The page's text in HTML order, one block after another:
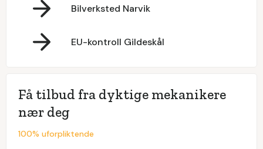
Bilverksted Narvik
EU-kontroll Gildeskål
Få tilbud fra dyktige mekanikere
nær deg
100% uforpliktende